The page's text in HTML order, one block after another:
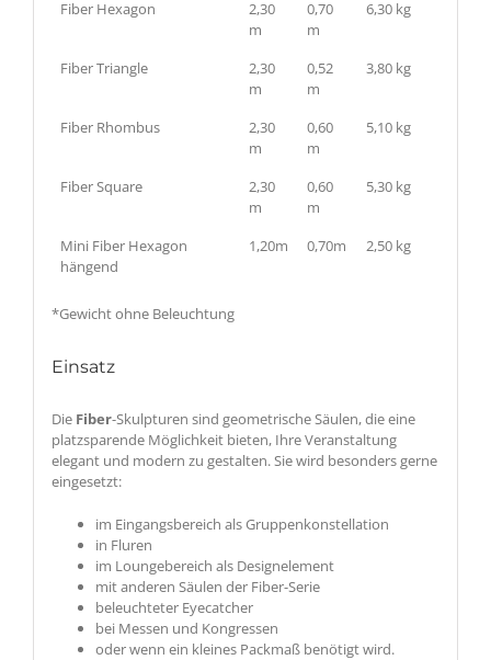
Fiber Hexagon
2,30
m
0,70
m
6,30 kg
Fiber Triangle
2,30
m
0,52
m
3,80 kg
Fiber Rhombus
2,30
m
0,60
m
5,10 kg
Fiber Square
2,30
m
0,60
m
5,30 kg
Mini Fiber Hexagon
hängend
1,20m 0,70m 2,50 kg
*Gewicht ohne Beleuchtung
Einsatz
Die Fiber-Skulpturen sind geometrische Säulen, die eine
platzsparende Möglichkeit bieten, Ihre Veranstaltung
elegant und modern zu gestalten. Sie wird besonders gerne
eingesetzt:
im Eingangsbereich als Gruppenkonstellation
in Fluren
im Loungebereich als Designelement
mit anderen Säulen der Fiber-Serie
beleuchteter Eyecatcher
bei Messen und Kongressen
oder wenn ein kleines Packmaß benötigt wird.